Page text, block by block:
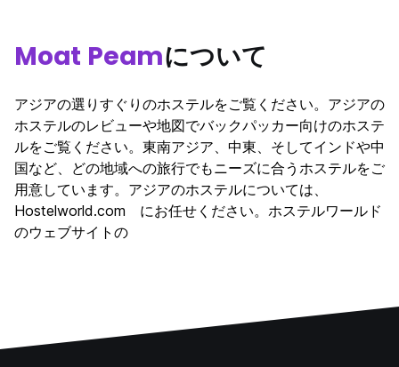
Moat Peamについて
アジアの選りすぐりのホステルをご覧ください。アジアの
ホステルのレビューや地図でバックパッカー向けのホステ
ルをご覧ください。東南アジア、中東、そしてインドや中
国など、どの地域への旅行でもニーズに合うホステルをご
用意しています。アジアのホステルについては、
Hostelworld.com にお任せください。ホステルワールド
のウェブサイトの